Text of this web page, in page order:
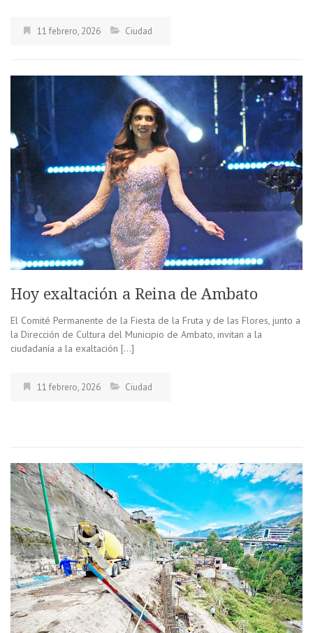
11 febrero, 2026 Ciudad
Hoy exaltación a Reina de Ambato
El Comité Permanente de la Fiesta de la Fruta y de las Flores, junto a
la Dirección de Cultura del Municipio de Ambato, invitan a la
ciudadanía a la exaltación […]
11 febrero, 2026 Ciudad